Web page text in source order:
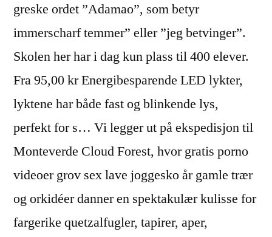
greske ordet ”Adamao”, som betyr
immerscharf temmer” eller ”jeg betvinger”.
Skolen her har i dag kun plass til 400 elever.
Fra 95,00 kr Energibesparende LED lykter,
lyktene har både fast og blinkende lys,
perfekt for s… Vi legger ut på ekspedisjon til
Monteverde Cloud Forest, hvor gratis porno
videoer grov sex lave joggesko år gamle trær
og orkidéer danner en spektakulær kulisse for
fargerike quetzalfugler, tapirer, aper,